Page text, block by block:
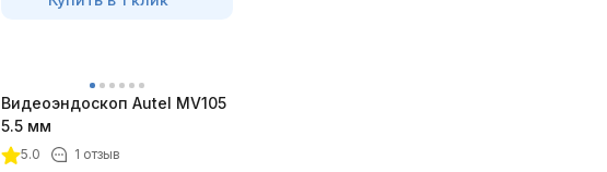
Видеоэндоскоп Autel MV105
5.5 мм
5.0 1 отзыв